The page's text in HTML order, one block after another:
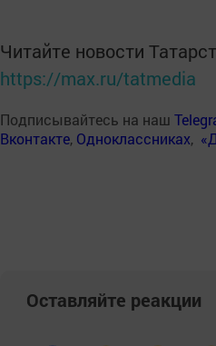
Читайте новости
https://max.ru/tatmedia
Подписывайтесь на наш
Вконтакте, Одноклассниках,
Оставляйте реакции